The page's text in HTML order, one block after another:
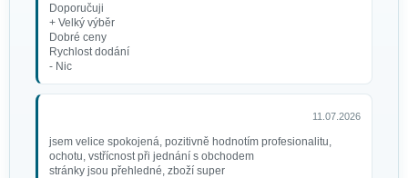
Doporučuji
+ Velký výběr
Dobré ceny
Rychlost dodání
- Nic
11.07.2026
jsem velice spokojená, pozitivně hodnotím profesionalitu,
ochotu, vstřícnost při jednání s obchodem
stránky jsou přehledné, zboží super